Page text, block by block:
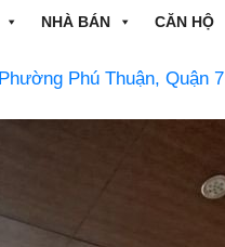
NHÀ BÁN CĂN HỘ
Phú Thuận, Quận 7